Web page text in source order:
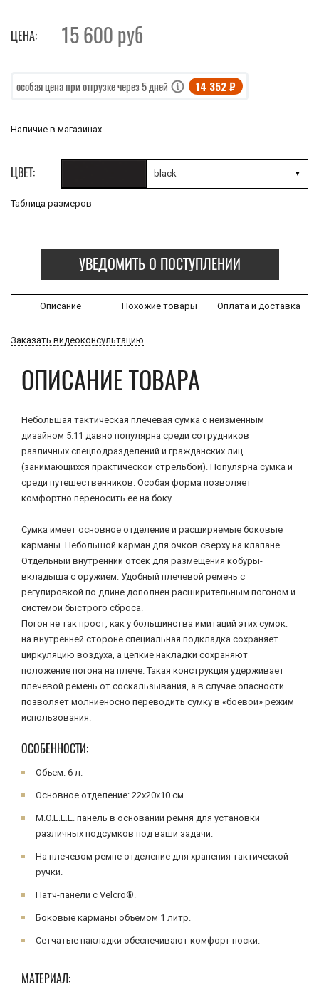
ЦЕНА: 15 600 руб
особая цена при отгрузке через 5 дней 14 352 ₽
Наличие в магазинах
ЦВЕТ: black
Таблица размеров
УВЕДОМИТЬ О ПОСТУПЛЕНИИ
Описание Похожие товары Оплата и доставка
Заказать видеоконсультацию
ОПИСАНИЕ ТОВАРА
Небольшая тактическая плечевая сумка с неизменным
дизайном 5.11 давно популярна среди сотрудников
различных спецподразделений и гражданских лиц
(занимающихся практической стрельбой). Популярна сумка и
среди путешественников. Особая форма позволяет
комфортно переносить ее на боку.
Сумка имеет основное отделение и расширяемые боковые
карманы. Небольшой карман для очков сверху на клапане.
Отдельный внутренний отсек для размещения кобуры-
вкладыша с оружием. Удобный плечевой ремень с
регулировкой по длине дополнен расширительным погоном и
системой быстрого сброса.
Погон не так прост, как у большинства имитаций этих сумок:
на внутренней стороне специальная подкладка сохраняет
циркуляцию воздуха, а цепкие накладки сохраняют
положение погона на плече. Такая конструкция удерживает
плечевой ремень от соскальзывания, а в случае опасности
позволяет молниеносно переводить сумку в «боевой» режим
использования.
ОСОБЕННОСТИ:
Объем: 6 л.
Основное отделение: 22х20х10 см.
M.O.L.L.E. панель в основании ремня для установки
различных подсумков под ваши задачи.
На плечевом ремне отделение для хранения тактической
ручки.
Патч-панели с Velcro®.
Боковые карманы объемом 1 литр.
Сетчатые накладки обеспечивают комфорт носки.
МАТЕРИАЛ: